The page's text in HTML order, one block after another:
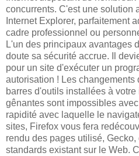
concurrents. C'est une solution
Internet Explorer, parfaitement
cadre professionnel ou
L'un des principaux avantages
doute sa sécurité accrue. Il
pour un site d'exécuter un
autorisation ! Les
barres d'outils installées à
gênantes sont impossibles
rapidité avec laquelle le
sites, Firefox vous fera
rendu des pages utilisé,
standards existant sur le Web.